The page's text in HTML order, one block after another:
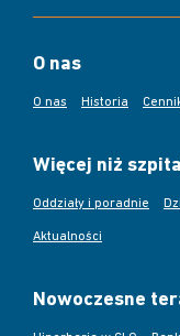
O nas
O nas Historia
Więcej niż
Oddziały i poradnie
Aktualności
Nowoczesne